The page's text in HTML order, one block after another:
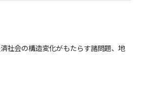
社会の構造変化がもたらす諸問題、地